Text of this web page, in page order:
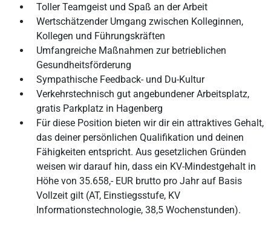
Toller Teamgeist und Spaß an der Arbeit
Wertschätzender Umgang zwischen Kolleginnen,
Kollegen und Führungskräften
Umfangreiche Maßnahmen zur betrieblichen
Gesundheitsförderung
Sympathische Feedback- und Du-Kultur
Verkehrstechnisch gut angebundener Arbeitsplatz,
gratis Parkplatz in Hagenberg
Für diese Position bieten wir dir ein attraktives Gehalt,
das deiner persönlichen Qualifikation und deinen
Fähigkeiten entspricht. Aus gesetzlichen Gründen
weisen wir darauf hin, dass ein KV-Mindestgehalt in
Höhe von 35.658,- EUR brutto pro Jahr auf Basis
Vollzeit gilt (AT, Einstiegsstufe, KV
Informationstechnologie, 38,5 Wochenstunden).